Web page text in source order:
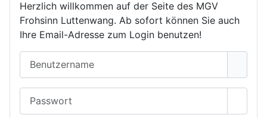
Herzlich willkommen auf der Seite des MGV
Frohsinn Luttenwang. Ab sofort können Sie auch
Ihre Email-Adresse zum Login benutzen!